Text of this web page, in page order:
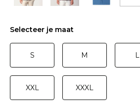
Selecteer je maat
S M L
XXL XXXL